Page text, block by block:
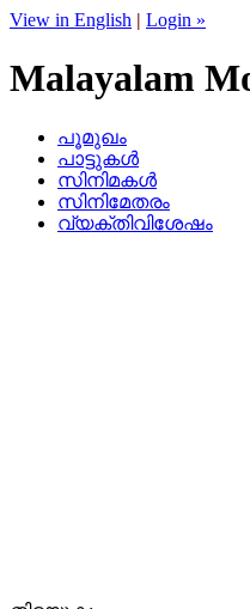
View in English | Login »
Malayalam
പൂമുഖം
പാട്ടുകള്‍
സിനിമകള്‍
സിനിമേതരം
വ്യക്തിവിശേഷം